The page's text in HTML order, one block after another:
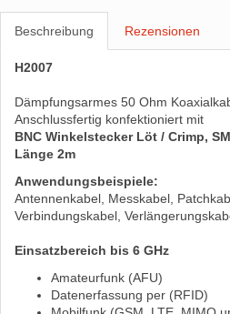
Beschreibung Rezensionen
H2007
Dämpfungsarmes 50 Ohm
Anschlussfertig konfektioniert mit
BNC Winkelstecker Löt / Crimp,
Länge 2m
Anwendungsbeispiele:
Antennenkabel, Messkabel,
Verbindungskabel,
Einsatzbereich bis 6 GHz
Amateurfunk (AFU)
Datenerfassung per (RFID)